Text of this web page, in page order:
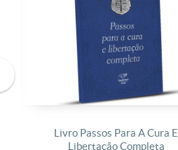
Livro Passos Para A Cura E
Libertação Completa